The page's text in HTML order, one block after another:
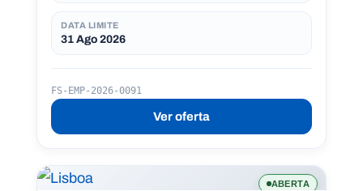
DATA LIMITE
31 Ago 2026
FS-EMP-2026-0091
Ver oferta
ABERTA